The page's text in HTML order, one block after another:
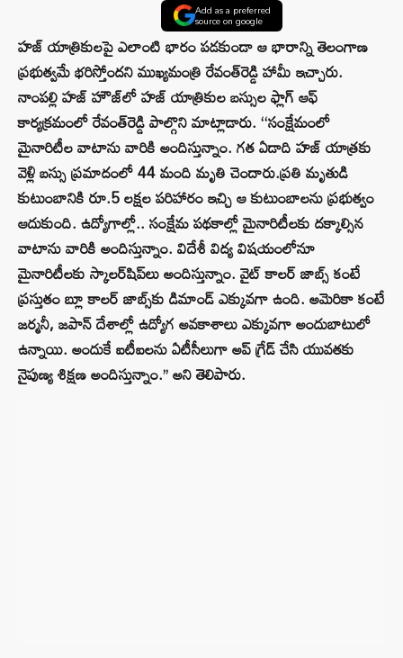
Add as a preferred
source on google
హజ్ యాత్రికులపై ఎలాంటి భారం పడకుండా ఆ భారాన్ని తెలంగాణ
ప్రభుత్వమే భరిస్తోందని ముఖ్యమంత్రి రేవంత్‌రెడ్డి హామీ ఇచ్చారు.
నాంపల్లి హజ్ హౌజ్‌లో హజ్ యాత్రికుల బస్సుల ఫ్లాగ్ ఆఫ్
కార్యక్రమంలో రేవంత్‌రెడ్డి పాల్గొని మాట్లాడారు. ‘‘సంక్షేమంలో
మైనారిటీల వాటాను వారికి అందిస్తున్నాం. గత ఏడాది హజ్ యాత్రకు
వెళ్లి బస్సు ప్రమాదంలో 44 మంది మృతి చెందారు.ప్రతి మృతుడి
కుటుంబానికి రూ.5 లక్షల పరిహారం ఇచ్చి ఆ కుటుంబాలను ప్రభుత్వం
ఆదుకుంది. ఉద్యోగాల్లో.. సంక్షేమ పథకాల్లో మైనారిటీలకు దక్కాల్సిన
వాటాను వారికి అందిస్తున్నాం. విదేశీ విద్య విషయంలోనూ
మైనారిటీలకు స్కాలర్‌షిప్‌లు అందిస్తున్నాం. వైట్ కాలర్ జాబ్స్ కంటే
ప్రస్తుతం బ్లూ కాలర్ జాబ్స్‌కు డిమాండ్ ఎక్కువగా ఉంది. అమెరికా కంటే
జర్మనీ, జపాన్ దేశాల్లో ఉద్యోగ అవకాశాలు ఎక్కువగా అందుబాటులో
ఉన్నాయి. అందుకే ఐటీఐలను ఏటీసీలుగా అప్ గ్రేడ్ చేసి యువతకు
నైపుణ్య శిక్షణ అందిస్తున్నాం.’’ అని తెలిపారు.